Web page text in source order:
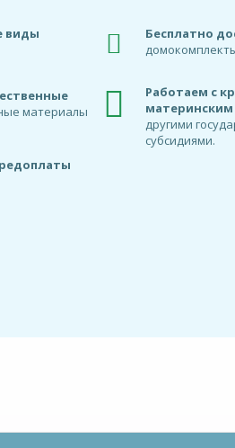
виды
материалы
Бесплатно
Работаем с
другими
субсидиями.